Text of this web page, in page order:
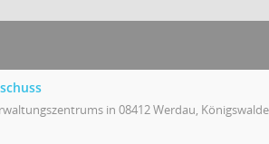
in 08412 Werdau,